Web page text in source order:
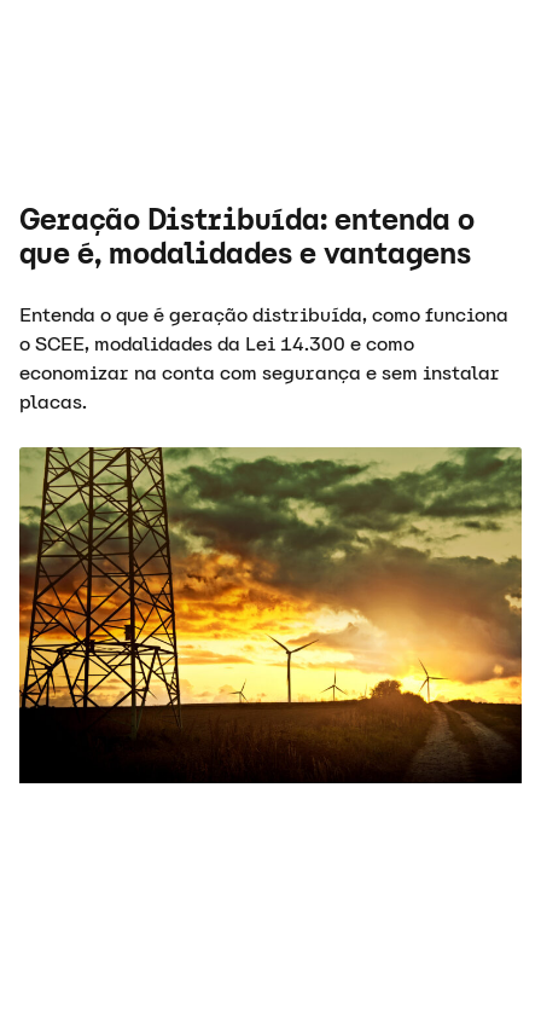
Geração Distribuída: entenda o
que é, modalidades e vantagens
Entenda o que é geração distribuída, como funciona
o SCEE, modalidades da Lei 14.300 e como
economizar na conta com segurança e sem instalar
placas.